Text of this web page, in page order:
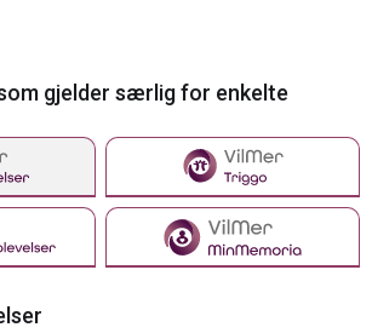
gjelder særlig for enkelte